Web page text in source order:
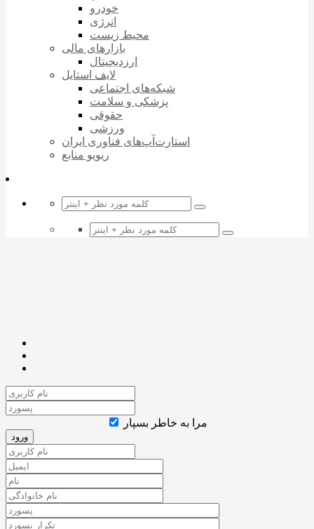
خودرو
انرژی
محیط زیست
بازارهای مالی
ارزدیجیتال
لایف استایل
شبکه‌های اجتماعی
پزشکی و سلامت
حقوقی
ورزشی
استارت‌آپ‌های فناوری ایران
ریویو منابع
مرا به خاطر بسپار